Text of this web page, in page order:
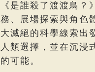
《是誰殺了渡渡鳥
務、展場探索與角色
大滅絕的科學線索出
人類選擇，並在沉浸
的可能。